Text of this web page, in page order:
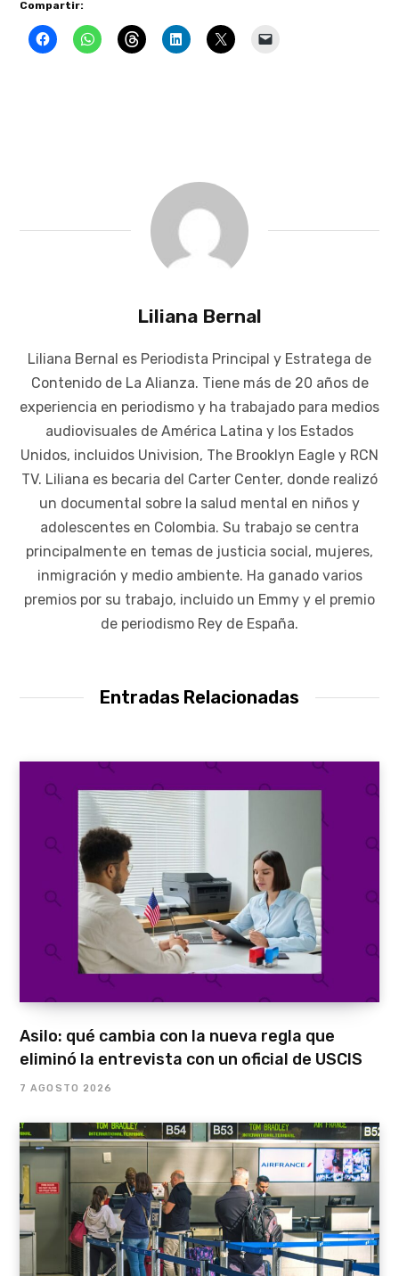
Compartir:
Liliana Bernal
Liliana Bernal es Periodista Principal y Estratega de
Contenido de La Alianza. Tiene más de 20 años de
experiencia en periodismo y ha trabajado para medios
audiovisuales de América Latina y los Estados
Unidos, incluidos Univision, The Brooklyn Eagle y RCN
TV. Liliana es becaria del Carter Center, donde realizó
un documental sobre la salud mental en niños y
adolescentes en Colombia. Su trabajo se centra
principalmente en temas de justicia social, mujeres,
inmigración y medio ambiente. Ha ganado varios
premios por su trabajo, incluido un Emmy y el premio
de periodismo Rey de España.
Entradas Relacionadas
Asilo: qué cambia con la nueva regla que
eliminó la entrevista con un oficial de USCIS
7 AGOSTO 2026